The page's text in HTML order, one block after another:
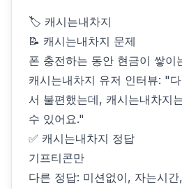
🏷 캐시는내차지
📝 캐시는내차지 문제
폰 충전하는 동안 현금이 쌓이
캐시는내차지 유저 인터뷰: "
서 불편했는데, 캐시는내차지
수 있어요."
✅ 캐시는내차지 정답
기프티콘만
다른 정답: 미션없이, 자는시